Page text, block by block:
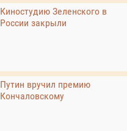
Киностудию Зеленского в
России закрыли
Путин вручил премию
Кончаловскому